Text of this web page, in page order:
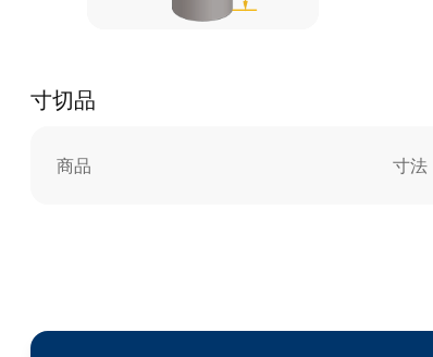
寸切品
商品 寸法